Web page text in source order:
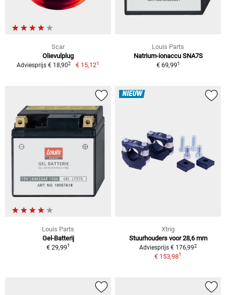
Scar
Olievulplug
Adviesprijs € 18,902 € 15,121
Louis Parts
Natrium-ionaccu SNA7S
€ 69,991
Louis Parts
Gel-Batterij
€ 29,991
NIEUW
Xtrig
Stuurhouders voor 28,6 mm
Adviesprijs € 176,992
€ 153,981